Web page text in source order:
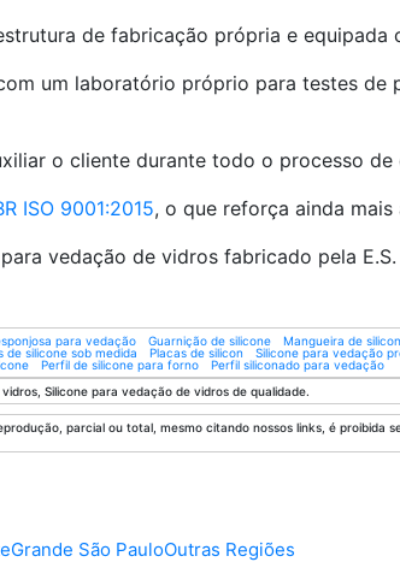
de fabricação própria e
um laboratório próprio para testes
o cliente durante todo o processo
ISO 9001:2015, o que reforça ainda
vedação de vidros fabricado pela E.S.
para vedação Guarnição de silicone Mangueira de
de silicone sob medida Placas de silicon Silicone para vedação
Perfil de silicone para forno
Perfil siliconado para vedação
Silicone para vedação de vidros de qualidade.
parcial ou total, mesmo citando nossos links, é proibida
Grande São PauloOutras Regiões